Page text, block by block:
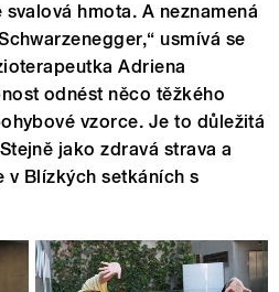
hmota. A neznamená
usmívá se
Adriena
odnést něco těžkého
vzorce. Je to důležitá
jako zdravá strava a
v Blízkých setkáních s